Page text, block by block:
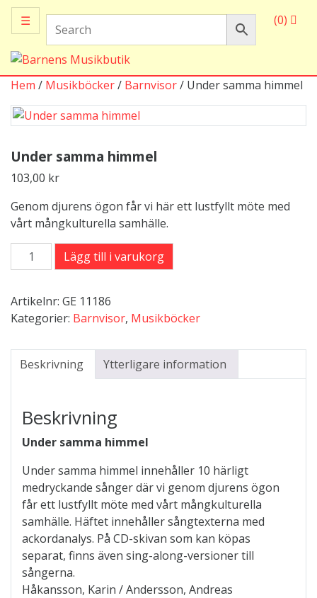
☰ (0)
Hem / Musikböcker/ Barnvisor/ Under samma himmel
Under samma himmel
103,00 kr
Genom djurens ögon får vi här ett lustfyllt möte med
vårt mångkulturella samhälle.
Under
samma
mängd
Lägg till i varukorg
Artikelnr: GE 11186
Kategorier: Barnvisor, Musikböcker
Beskrivning Ytterligare information
Beskrivning
Under samma himmel
Under samma himmel innehåller 10 härligt
medryckande sånger där vi genom djurens ögon
får ett lustfyllt möte med vårt mångkulturella
samhälle. Häftet innehåller sångtexterna med
ackordanalys. På CD-skivan som kan köpas
separat, finns även sing-along-versioner till
sångerna.
Håkansson, Karin / Andersson, Andreas